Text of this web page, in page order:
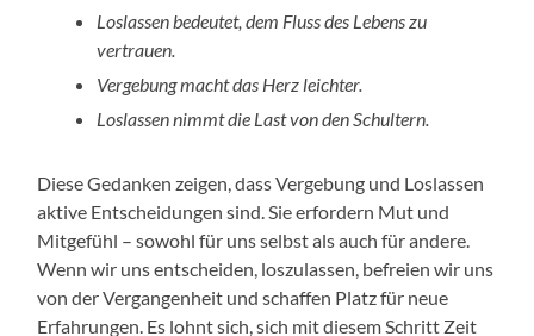
Loslassen bedeutet, dem Fluss des Lebens zu
vertrauen.
Vergebung macht das Herz leichter.
Loslassen nimmt die Last von den Schultern.
Diese Gedanken zeigen, dass Vergebung und Loslassen
aktive Entscheidungen sind. Sie erfordern Mut und
Mitgefühl – sowohl für uns selbst als auch für andere.
Wenn wir uns entscheiden, loszulassen, befreien wir uns
von der Vergangenheit und schaffen Platz für neue
Erfahrungen. Es lohnt sich, sich mit diesem Schritt Zeit